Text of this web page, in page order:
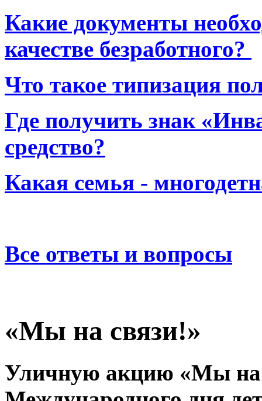
Какие документы
качестве безработного?
Что такое типизация
Где получить знак
средство?
Какая семья -
Все ответы и вопросы
«Мы на связи!»
Уличную акцию «Мы на